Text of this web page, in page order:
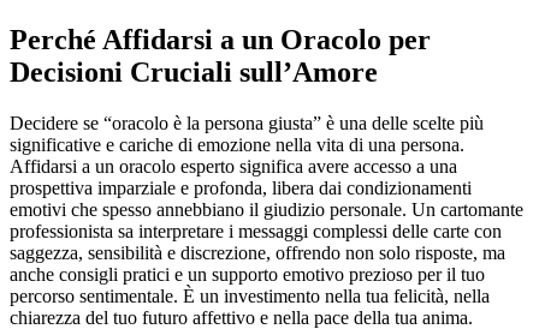
Perché Affidarsi a un Oracolo per
Decisioni Cruciali sull’Amore
Decidere se “oracolo è la persona giusta” è una delle scelte più
significative e cariche di emozione nella vita di una persona.
Affidarsi a un oracolo esperto significa avere accesso a una
prospettiva imparziale e profonda, libera dai condizionamenti
emotivi che spesso annebbiano il giudizio personale. Un cartomante
professionista sa interpretare i messaggi complessi delle carte con
saggezza, sensibilità e discrezione, offrendo non solo risposte, ma
anche consigli pratici e un supporto emotivo prezioso per il tuo
percorso sentimentale. È un investimento nella tua felicità, nella
chiarezza del tuo futuro affettivo e nella pace della tua anima.